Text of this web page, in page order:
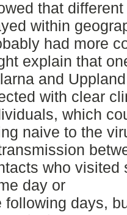
that
within
had more
explain that
and
with clear
which
naive to the
who visited
day or
following days,